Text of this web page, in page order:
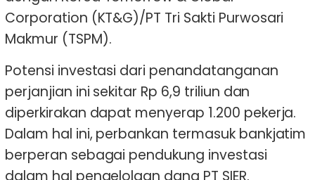
Corporation (KT&G)/PT Tri Sakti Purwosari
Makmur (TSPM).
Potensi investasi dari penandatanganan
perjanjian ini sekitar Rp 6,9 triliun dan
diperkirakan dapat menyerap 1.200 pekerja.
Dalam hal ini, perbankan termasuk bankjatim
berperan sebagai pendukung investasi
dalam hal pengelolaan dana PT SIER.